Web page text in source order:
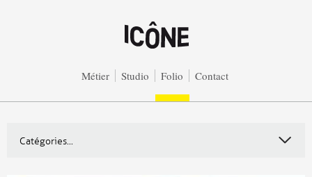
Métier Studio Folio Contact
Catégories...